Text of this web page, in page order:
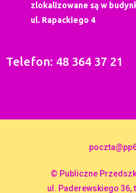
zlokalizowane są w
ul. Rapackiego 4
Telefon: 48 364 37 21
© Publiczne
ul. Paderewskiego 36,